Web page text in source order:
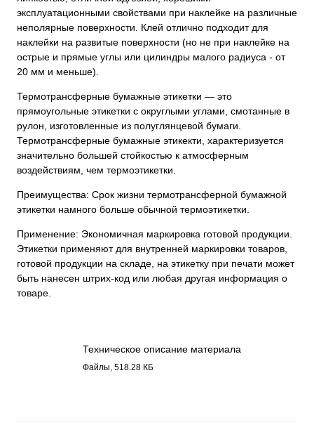
эксплуатационными свойствами при наклейке на различные
неполярные поверхности. Клей отлично подходит для
наклейки на развитые поверхности (но не при наклейке на
острые и прямые углы или цилиндры малого радиуса - от
20 мм и меньше).
Термотрансферные бумажные этикетки — это
прямоугольные этикетки с округлыми углами, смотанные в
рулон, изготовленные из полуглянцевой бумаги.
Термотрансферные бумажные этикекти, характеризуется
значительно большей стойкостью к атмосферным
воздействиям, чем термоэтикетки.
Преимущества: Срок жизни термотрансферной бумажной
этикетки намного больше обычной термоэтикетки.
Применение: Экономичная маркировка готовой продукции.
Этикетки применяют для внутренней маркировки товаров,
готовой продукции на складе, на этикетку при печати может
быть нанесен штрих-код или любая другая информация о
товаре.
Техническое описание материала
Бумага полуглянец , каучуковый клей
Файлы, 518.28 КБ